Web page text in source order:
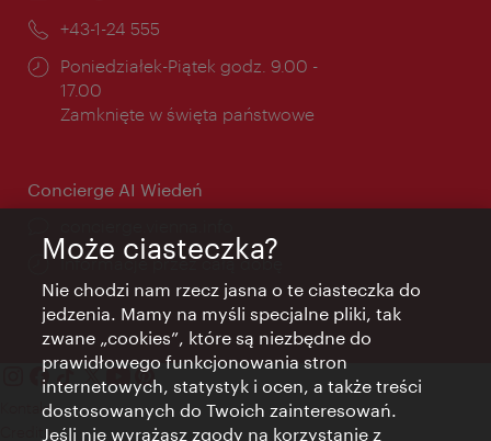
Telefon:
+43-1-24 555
Godziny
otwarcia:
Poniedziałek-Piątek godz. 9.00 -
17.00
Zamknięte w święta państwowe
Concierge AI Wiedeń
Informacje przez całą dobę
Kontakt
Credits
Może ciasteczka?
Nie chodzi nam rzecz jasna o te ciasteczka do
jedzenia. Mamy na myśli specjalne pliki, tak
zwane „cookies”, które są niezbędne do
prawidłowego funkcjonowania stron
internetowych, statystyk i ocen, a także treści
dostosowanych do Twoich zainteresowań.
Jeśli nie wyrażasz zgody na korzystanie z